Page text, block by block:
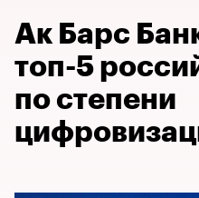
Ак Барс
топ-5
по степени